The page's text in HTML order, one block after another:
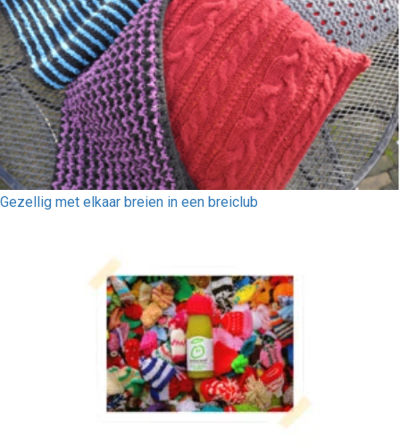
Gezellig met elkaar breien in een breiclub